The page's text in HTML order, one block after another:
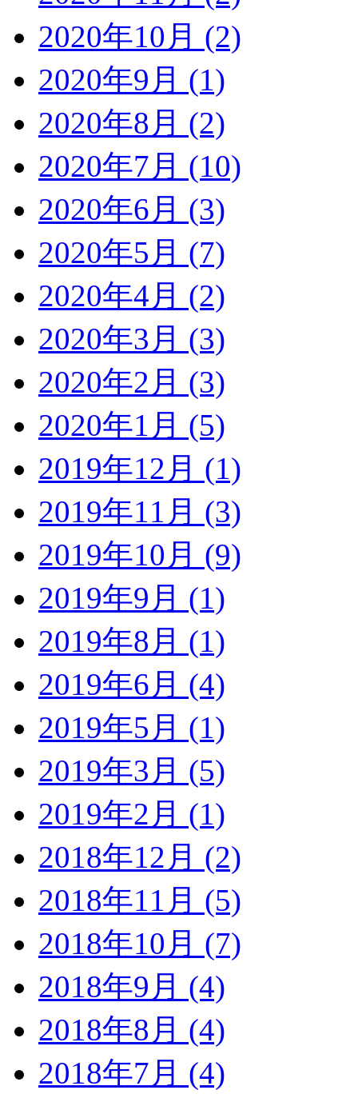
2020年10月 (2)
2020年9月 (1)
2020年8月 (2)
2020年7月 (10)
2020年6月 (3)
2020年5月 (7)
2020年4月 (2)
2020年3月 (3)
2020年2月 (3)
2020年1月 (5)
2019年12月 (1)
2019年11月 (3)
2019年10月 (9)
2019年9月 (1)
2019年8月 (1)
2019年6月 (4)
2019年5月 (1)
2019年3月 (5)
2019年2月 (1)
2018年12月 (2)
2018年11月 (5)
2018年10月 (7)
2018年9月 (4)
2018年8月 (4)
2018年7月 (4)